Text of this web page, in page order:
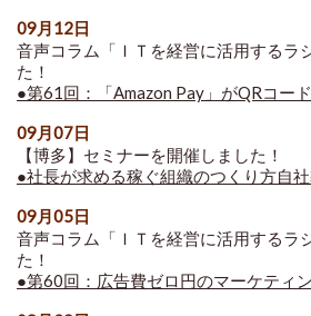
09月12日
音声コラム「ＩＴを経営に活用するラ
た！
●第61回：「Amazon Pay」がQRコー
09月07日
【博多】セミナーを開催しました！
●社長が求める稼ぐ組織のつくり方自
09月05日
音声コラム「ＩＴを経営に活用するラ
た！
●第60回：広告費ゼロ円のマーケティ